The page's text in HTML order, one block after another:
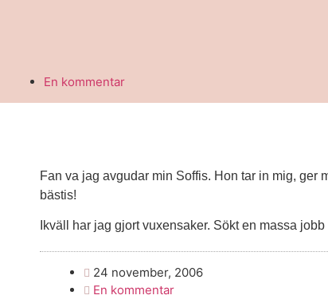
En kommentar
Fan va jag avgudar min Soffis. Hon tar in mig, ger
bästis!
Ikväll har jag gjort vuxensaker. Sökt en massa
24 november, 2006
En kommentar